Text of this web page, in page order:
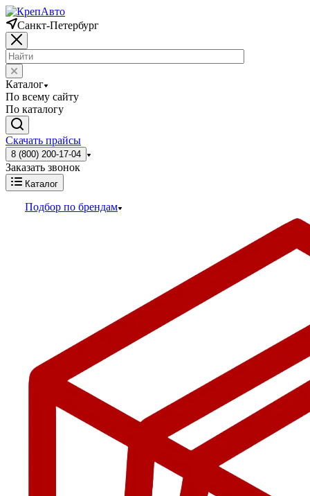
Санкт-Петербург
Каталог
По всему сайту
По каталогу
Скачать прайсы
8 (800) 200-17-04
Заказать звонок
Каталог
Подбор по брендам